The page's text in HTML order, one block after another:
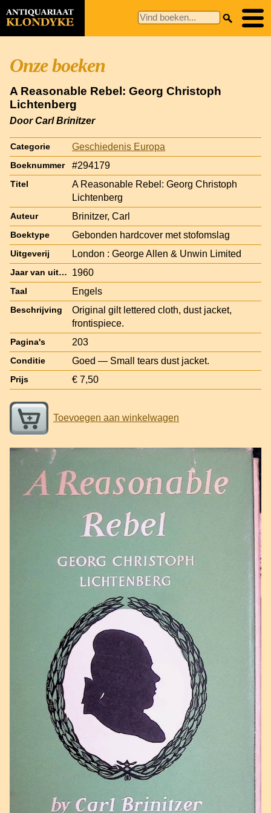
Onze boeken
A Reasonable Rebel: Georg Christoph
Lichtenberg
Door Carl Brinitzer
Categorie Geschiedenis Europa
Boeknummer #294179
Titel
A Reasonable Rebel: Georg Christoph
Lichtenberg
Auteur Brinitzer, Carl
Boektype Gebonden hardcover met stofomslag
Uitgeverij London : George Allen & Unwin Limited
Jaar van uitgave 1960
Taal Engels
Beschrijving
Original gilt lettered cloth, dust jacket,
frontispiece.
Pagina's 203
Conditie Goed — Small tears dust jacket.
Prijs € 7,50
Toevoegen aan winkelwagen